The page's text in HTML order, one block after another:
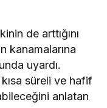
de arttığını
kanamalarına
uyardı.
süreli ve hafif
anlatan